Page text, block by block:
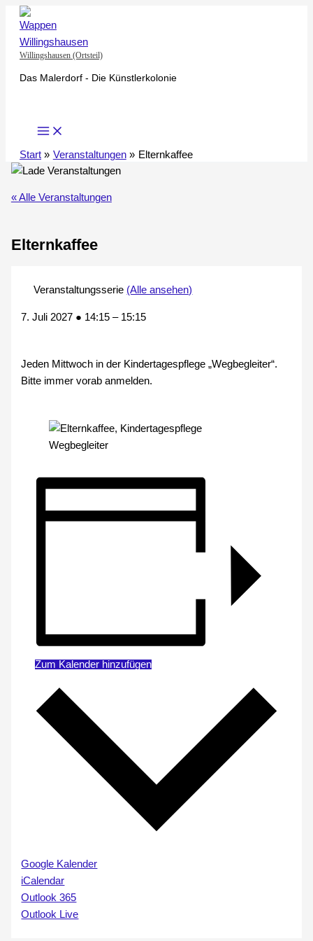
Zum
Inhalt
springen
Willingshausen (Ortsteil)
Das Malerdorf - Die Künstlerkolonie
Start Veranstaltungen Elternkaffee
« Alle Veranstaltungen
Elternkaffee
Veranstaltungsserie (Alle ansehen)
7. Juli 2027 ● 14:15– 15:15
Jeden Mittwoch in der Kindertagespflege „Wegbegleiter“.
Bitte immer vorab anmelden.
Zum Kalender hinzufügen
Google Kalender
iCalendar
Outlook 365
Outlook Live